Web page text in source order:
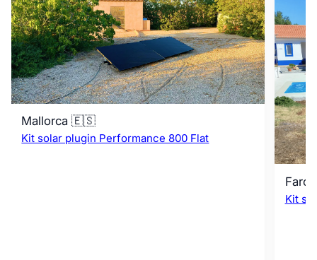
Mallorca 🇪🇸
Kit solar plugin Performance 800 Flat
Kit